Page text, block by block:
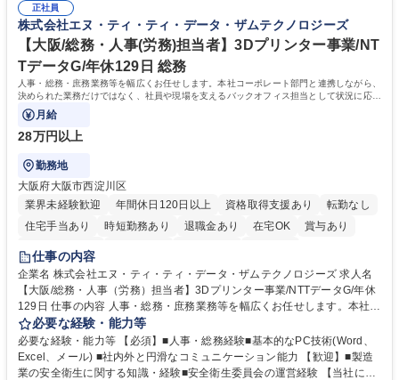
無/年休123日
得出来ております！ 【魅力】■フレックス制度、未経験からでも下限年収
を一律支給！ ■管理業務主任者資格取得後には50,000円/月の手当あり！
学歴・資格 学歴：大学院 大学 高専 短大 専修学校 高校 語学力： 資格：第
一種運転免許普通自動車
正社員
株式会社エヌ・ティ・ティ・データ・ザムテクノロジーズ
【大阪/総務・人事(労務)担当者】3Dプリンター事業/NT
TデータG/年休129日 総務
人事・総務・庶務業務等を幅広くお任せします。本社コーポレート部門と連携しながら、
決められた業務だけではなく、社員や現場を支えるバックオフィス担当として状況に応じ
て柔軟に対応いただくことを期待します。
月給
28万円以上
勤務地
大阪府大阪市西淀川区
業界未経験歓迎
年間休日120日以上 資格取得支援あり
転勤なし
住宅手当あり
時短勤務あり 退職金あり 在宅OK
賞与あり
完全週休2日制
仕事の内容
企業名 株式会社エヌ・ティ・ティ・データ・ザムテクノロジーズ 求人名
【大阪/総務・人事（労務）担当者】3Dプリンター事業/NTTデータG/年休
129日 仕事の内容 人事・総務・庶務業務等を幅広くお任せします。本社コ
ーポレート部門と連携しながら、決められた業務だけではなく、社員や現
場を支えるバックオフィス担当として状況に応じて柔軟に対応いただくこ
とを期待します。 【詳細】■入退社手続き、社員情報管理■入社時オリエ
ンテーションの実施■勤怠・各種申請内容の確認■採用業務のサポート■来
必要な経験・能力等
必要な経験・能力等 【必須】■人事・総務経験■基本的なPC技術(Word、
Excel、メール) ■社内外と円滑なコミュニケーション能力 【歓迎】■製造
業の安全衛生に関する知識・経験■安全衛生委員会の運営経験 【当社につ